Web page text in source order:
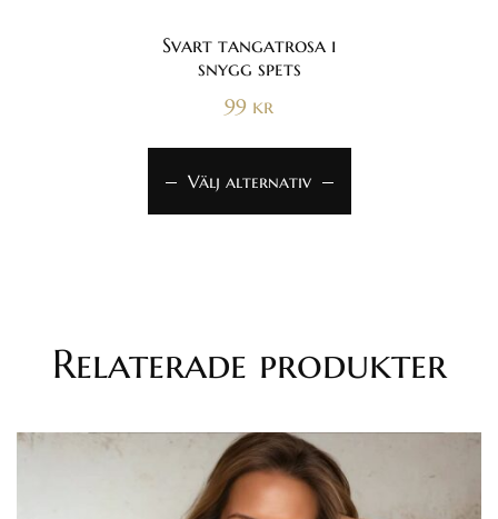
Svart tangatrosa i
snygg spets
99 kr
Välj alternativ
Relaterade produkter